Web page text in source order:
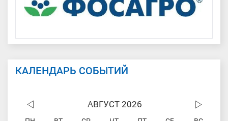
КАЛЕНДАРЬ СОБЫТИЙ
АВГУСТ 2026